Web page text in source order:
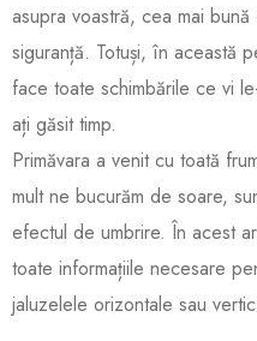
asupra voastră, cea mai
siguranță. Totuși, în această
face toate schimbările ce vi
ați găsit timp.
Primăvara a venit cu toată
mult ne bucurăm de soare,
efectul de umbrire. În acest
toate informațiile necesare
jaluzelele orizontale sau